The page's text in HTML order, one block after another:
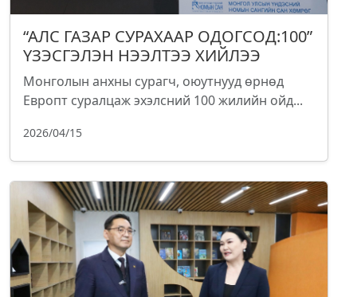
“АЛС ГАЗАР СУРАХААР ОДОГСОД:100”
ҮЗЭСГЭЛЭН НЭЭЛТЭЭ ХИЙЛЭЭ
Монголын анхны сурагч, оюутнууд өрнөд
Европт суралцаж эхэлсний 100 жилийн ойд...
2026/04/15